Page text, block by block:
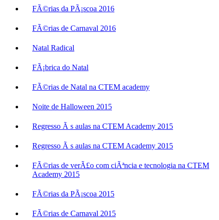
FÃ©rias da PÃ¡scoa 2016
FÃ©rias de Carnaval 2016
Natal Radical
FÃ¡brica do Natal
FÃ©rias de Natal na CTEM academy
Noite de Halloween 2015
Regresso Ã s aulas na CTEM Academy 2015
Regresso Ã s aulas na CTEM Academy 2015
FÃ©rias de verÃ£o com ciÃªncia e tecnologia na CTEM
Academy 2015
FÃ©rias da PÃ¡scoa 2015
FÃ©rias de Carnaval 2015